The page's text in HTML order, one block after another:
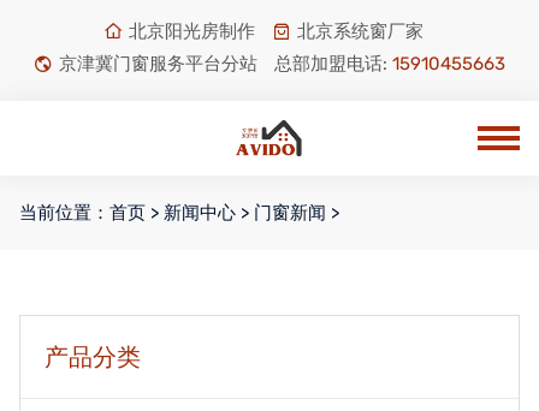
北京阳光房制作
北京系统窗厂家
京津冀门窗服务平台分站
总部加盟电话: 15910455663
当前位置： 首页 > 新闻中心 > 门窗新闻 >
产品分类